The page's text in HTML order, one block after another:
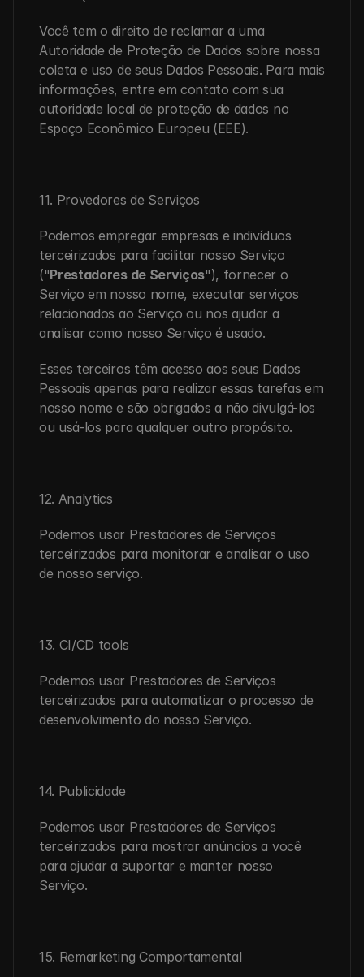
Você tem o direito de reclamar a uma
Autoridade de Proteção de Dados sobre nossa
coleta e uso de seus Dados Pessoais. Para mais
informações, entre em contato com sua
autoridade local de proteção de dados no
Espaço Econômico Europeu (EEE).
11. Provedores de Serviços
Podemos empregar empresas e indivíduos
terceirizados para facilitar nosso Serviço
("Prestadores de Serviços"), fornecer o
Serviço em nosso nome, executar serviços
relacionados ao Serviço ou nos ajudar a
analisar como nosso Serviço é usado.
Esses terceiros têm acesso aos seus Dados
Pessoais apenas para realizar essas tarefas em
nosso nome e são obrigados a não divulgá-los
ou usá-los para qualquer outro propósito.
12. Analytics
Podemos usar Prestadores de Serviços
terceirizados para monitorar e analisar o uso
de nosso serviço.
13. CI/CD tools
Podemos usar Prestadores de Serviços
terceirizados para automatizar o processo de
desenvolvimento do nosso Serviço.
14. Publicidade
Podemos usar Prestadores de Serviços
terceirizados para mostrar anúncios a você
para ajudar a suportar e manter nosso
Serviço.
15. Remarketing Comportamental